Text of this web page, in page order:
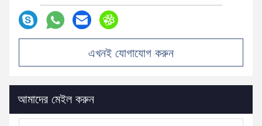
এখনই যোগাযোগ করুন
আমাদের মেইল ​​করুন